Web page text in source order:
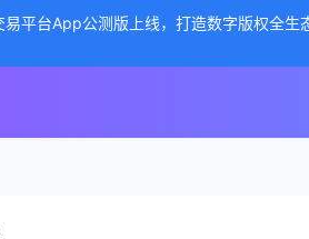
平台App公测版上线，打造数字版权全生